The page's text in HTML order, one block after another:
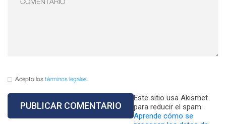
Acepto los términos legales
Este sitio usa Akismet
para reducir el spam.
Aprende cómo se